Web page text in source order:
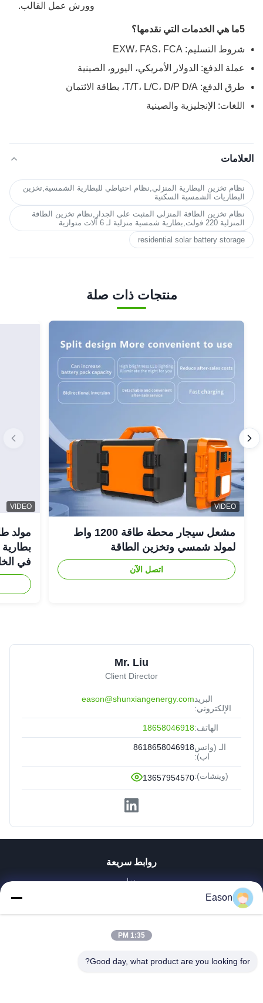
وورش عمل القالب.
5ما هي الخدمات التي نقدمها؟
شروط التسليم: EXW، FAS، FCA
عملة الدفع: الدولار الأمريكي، اليورو، الصينية
طرق الدفع: T/T، L/C، D/P D/A، بطاقة الائتمان
اللغات: الإنجليزية والصينية
العلامات
نظام تخزين البطارية المنزلي,نظام احتياطي للبطارية الشمسية,تخزين
البطاريات الشمسية السكنية
نظام تخزين الطاقة المنزلي المثبت على الجدار,نظام تخزين الطاقة
المنزلية 220 فولت,بطارية شمسية منزلية لـ 6 آلات متوازية
residential solar battery storage
منتجات ذات صلة
VIDEO
مشعل سيجار محطة طاقة 1200 واط
لمولد شمسي وتخزين الطاقة
اتصل الآن
VIDEO
في
Mr. Liu
Client Director
البريد
الإلكتروني:
eason@shunxiangenergy.com
الهاتف:18658046918
الـ (واتس
اب):
8618658046918
(ويتشات):13657954570
روابط سريعة
منزل
جولة في المعمل
ضبط الجودة
Eason
1:35 PM
Good day, what product are you looking for?